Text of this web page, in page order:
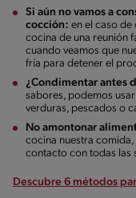
Si aún no vamos a
cocción: en el caso
cocina de una reunión
cuando veamos que
fría para detener el
¿Condimentar antes
sabores, podemos
verduras, pescados o
No amontonar
cocina nuestra
contacto con todas las
Descubre 6 métodos